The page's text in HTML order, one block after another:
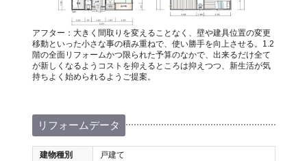
アフター：大きく間取りを変えることなく、壁や建具位置の変更
移動といった小さな事の積み重ねで、使い勝手を向上させる。1.2
階の全面リフォームかつ限られた予算のなかで、出来るだけ全て
が新しくなるようコストを抑えるところは抑えつつ、新生活が気
持ちよく始められるようご提案。
リフォームデータ
建物種別
戸建て